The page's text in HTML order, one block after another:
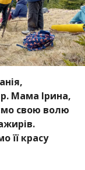
Мама Ірина,
свою волю
її красу